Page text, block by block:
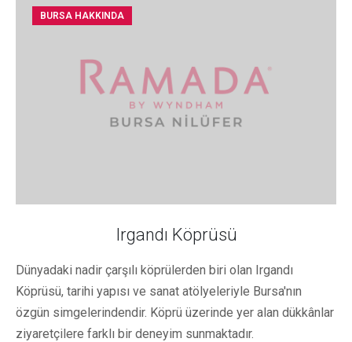
BURSA HAKKINDA
Irgandı Köprüsü
Dünyadaki nadir çarşılı köprülerden biri olan Irgandı
Köprüsü, tarihi yapısı ve sanat atölyeleriyle Bursa'nın
özgün simgelerindendir. Köprü üzerinde yer alan dükkânlar
ziyaretçilere farklı bir deneyim sunmaktadır.